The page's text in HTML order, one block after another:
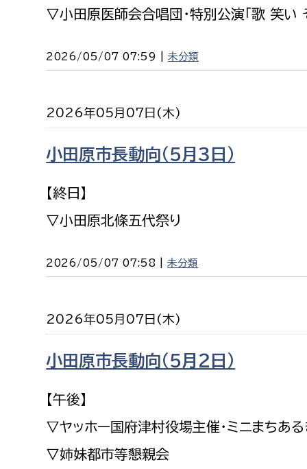
外国人
ペット
福祉政策課
高齢介護課
保険課
健康づくり課
子ども
建設部
建設政策課
国県事業推進課
道水路整備課
建築課
上下水道局
給排水業務課
▽小田原医師会合唱団・特別公演「歌 笑い
2026/05/07 07:59 |未分類
2026年05月07日(木)
小田原市長動向（５月３日）
【終日】
▽小田原北條五代祭り
2026/05/07 07:58 |未分類
2026年05月07日(木)
小田原市長動向（５月２日）
【午後】
▽ヤッホー国府津村役場主催・ミニまちある
▽姉妹都市等懇親会